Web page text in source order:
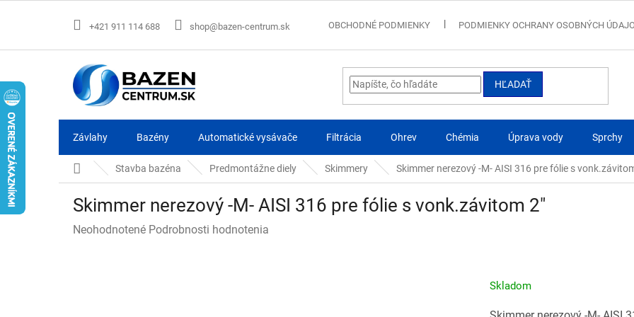
+421 911 114 688 shop@bazen-centrum.sk OBCHODNÉ PODMIENKY PODMIENKY OCHRANY OSOBNÝCH
HĽADAŤ
Závlahy Bazény Automatické vysávače Filtrácia Ohrev Chémia Úprava vody Sprchy
DomovStavba bazéna Predmontážne diely Skimmery Skimmer nerezový -M- AISI 316 pre fólie s
Skimmer nerezový -M- AISI 316 pre fólie s vonk.závitom 2"
Priemerné
Neohodnotené Podrobnosti hodnotenia
Skladom